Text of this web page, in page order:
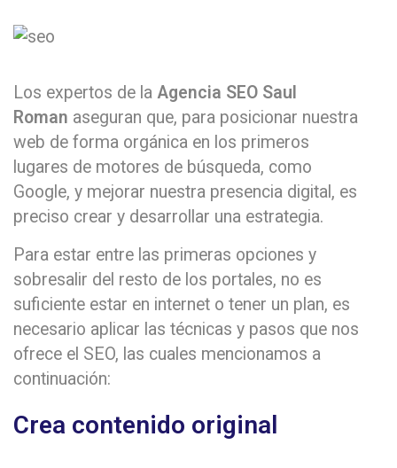
Los expertos de la Agencia SEO Saul
Roman aseguran que, para posicionar nuestra
web de forma orgánica en los primeros
lugares de motores de búsqueda, como
Google, y mejorar nuestra presencia digital, es
preciso crear y desarrollar una estrategia.
Para estar entre las primeras opciones y
sobresalir del resto de los portales, no es
suficiente estar en internet o tener un plan, es
necesario aplicar las técnicas y pasos que nos
ofrece el SEO, las cuales mencionamos a
continuación:
Crea contenido original